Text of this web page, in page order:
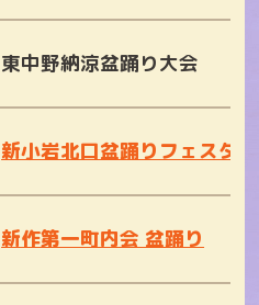
東中野納涼盆踊り大会
新小岩北口盆踊りフェスタ
新作第一町内会 盆踊り